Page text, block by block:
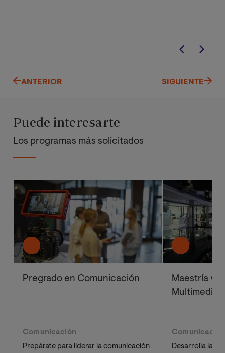
ANTERIOR SIGUIENTE
Puede interesarte
Los programas más solicitados
Pregrado en Comunicación
Comunicación
Prepárate para liderar la comunicación
Maestría
Multimedia
Comunicación
Desarrolla las